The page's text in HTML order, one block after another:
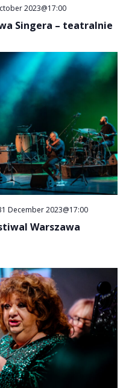
2023@17:00
Singera – teatralnie
December 2023@17:00
Warszawa